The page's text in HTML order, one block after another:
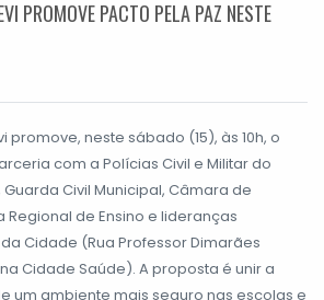
PROMOVE PACTO PELA PAZ NESTE
promove, neste sábado (15), às 10h, o
com a Polícias Civil e Militar do
Civil Municipal, Câmara de
de Ensino e lideranças
Cidade (Rua Professor Dimarães
Cidade Saúde). A proposta é unir a
um ambiente mais seguro nas escolas e